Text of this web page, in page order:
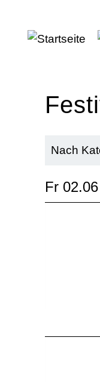
Direkt
Nach
Fr 02.06